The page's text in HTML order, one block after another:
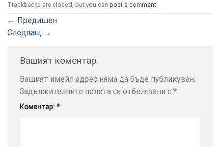
Trackbacks are closed, but you can post a comment
← Предишен
Следващ →
Вашият коментар
Вашият имейл адрес няма да бъде публикуван.
Задължителните полета са отбелязани с *
Коментар: *
ПОВЕЧЕ
ИНФОРМАЦИЯ
МОЖЕТЕ
НАМЕРИТЕ
УСЛУГИ